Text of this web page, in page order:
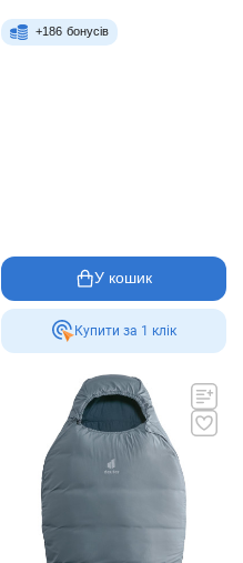
+186 бонусів
У кошик
Купити за 1 клiк